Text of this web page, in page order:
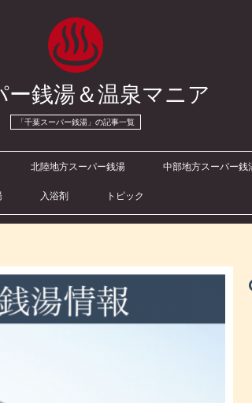
ー銭湯＆温泉マニア
「千葉スーパー銭湯」の記事一覧
北陸地方スーパー銭湯 中部地方スーパー銭
入浴剤 トピック